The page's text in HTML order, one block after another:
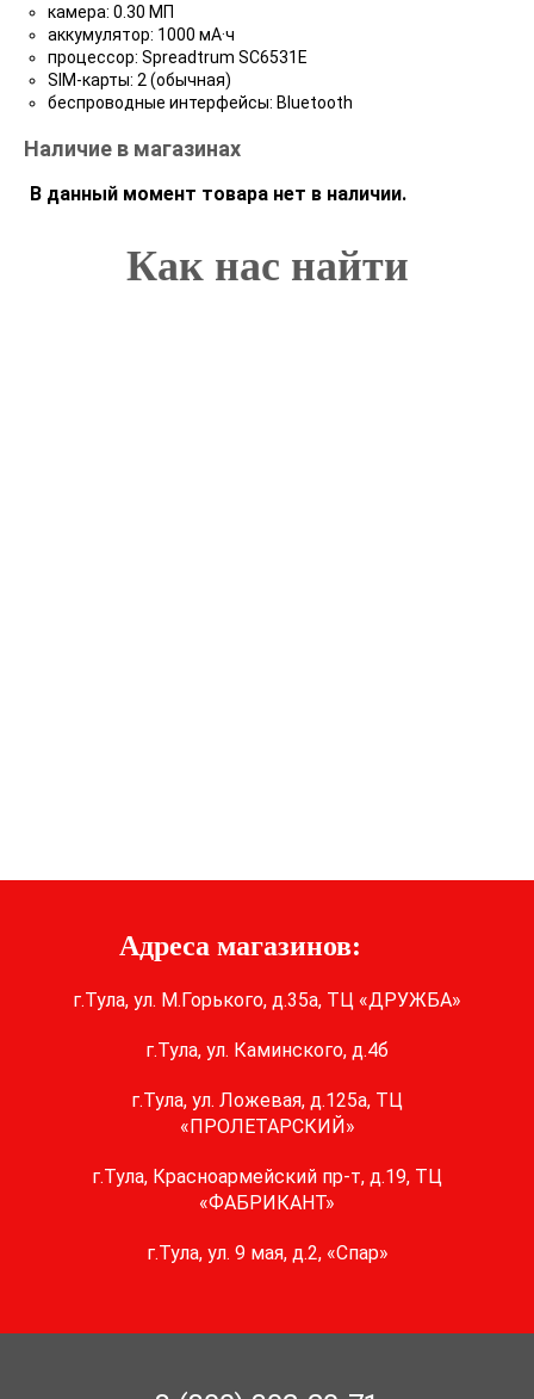
камера: 0.30 МП
аккумулятор: 1000 мА·ч
процессор: Spreadtrum SC6531E
SIM-карты: 2 (обычная)
беспроводные интерфейсы: Bluetooth
Наличие в магазинах
В данный момент товара нет в наличии.
Как нас найти
Адреса магазинов:
г.Тула, ул. М.Горького, д.35а, ТЦ «ДРУЖБА»
г.Тула, ул. Каминского, д.4б
г.Тула, ул. Ложевая, д.125а, ТЦ
«ПРОЛЕТАРСКИЙ»
г.Тула, Красноармейский пр-т, д.19, ТЦ
«ФАБРИКАНТ»
г.Тула, ул. 9 мая, д.2, «Спар»